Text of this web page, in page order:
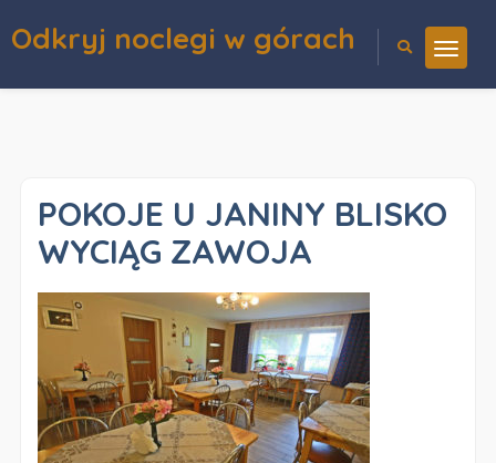
Odkryj noclegi w górach
POKOJE U JANINY BLISKO
WYCIĄG ZAWOJA